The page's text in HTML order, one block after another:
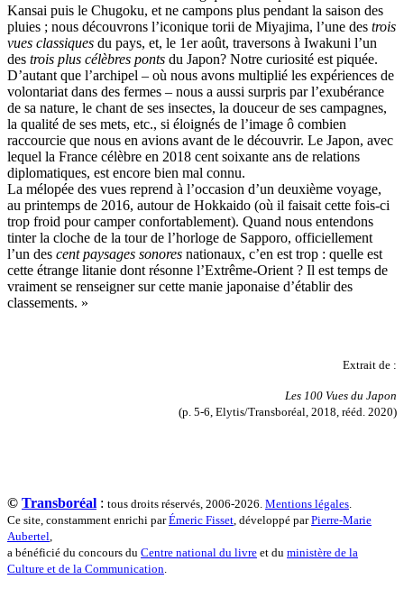
Valentin Jean-Pierre
Valverde Benjamin
Vayron Isabelle
Vayron Xavier
Vera Siphay
Victor Daphné
Victor Paul-Émile
Victor Stéphane
Vignon Vincent
Villemagne François-Xavier de
Weill-Parot Nicolas
Weis Robert
Yger Yves
Zénon Sophie
Kansai puis le Chugoku, et ne campons plus pendant la saison des
pluies ; nous découvrons l’iconique torii de Miyajima, l’une des trois
vues classiques du pays, et, le 1er août, traversons à Iwakuni l’un
des trois plus célèbres ponts du Japon? Notre curiosité est piquée.
D’autant que l’archipel – où nous avons multiplié les expériences de
volontariat dans des fermes – nous a aussi surpris par l’exubérance
de sa nature, le chant de ses insectes, la douceur de ses campagnes,
la qualité de ses mets, etc., si éloignés de l’image ô combien
raccourcie que nous en avions avant de le découvrir. Le Japon, avec
lequel la France célèbre en 2018 cent soixante ans de relations
diplomatiques, est encore bien mal connu.
La mélopée des vues reprend à l’occasion d’un deuxième voyage,
au printemps de 2016, autour de Hokkaido (où il faisait cette fois-ci
trop froid pour camper confortablement). Quand nous entendons
tinter la cloche de la tour de l’horloge de Sapporo, officiellement
l’un des cent paysages sonores nationaux, c’en est trop : quelle est
cette étrange litanie dont résonne l’Extrême-Orient ? Il est temps de
vraiment se renseigner sur cette manie japonaise d’établir des
classements. »
Extrait de :
Les 100 Vues du Japon
(p. 5-6, Elytis/Transboréal, 2018, rééd. 2020)
© Transboréal : tous droits réservés, 2006-2026. Mentions légales.
Ce site, constamment enrichi parÉmeric Fisset, développé parPierre-Marie
Aubertel,
a bénéficié du concours du Centre national du livre et du ministère de la
Culture et de la Communication.